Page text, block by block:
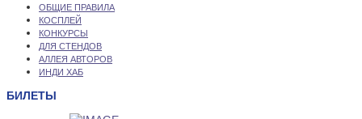
ОБЩИЕ ПРАВИЛА
КОСПЛЕЙ
КОНКУРСЫ
ДЛЯ СТЕНДОВ
АЛЛЕЯ АВТОРОВ
ИНДИ ХАБ
БИЛЕТЫ